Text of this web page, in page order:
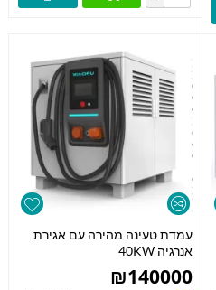
עמדת טעינה מהירה עם אגירת
אנרגיה 40KW
₪140000